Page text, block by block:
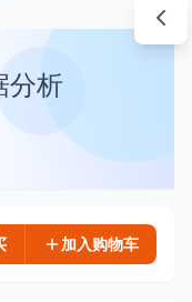
分析
加入购物车